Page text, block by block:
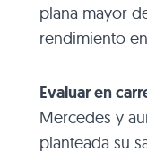
plana mayor
rendimiento
Evaluar en
Mercedes y
planteada su